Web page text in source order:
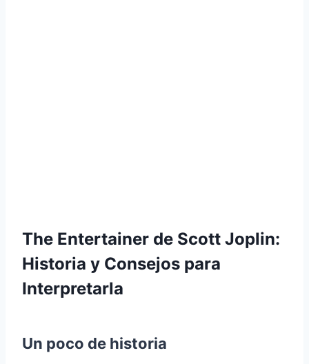
The Entertainer de Scott Joplin:
Historia y Consejos para
Interpretarla
Un poco de historia